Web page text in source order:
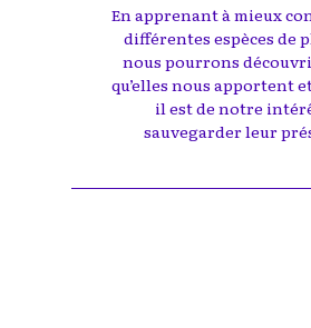
En apprenant à mieux
différentes espèces de
nous pourrons
qu’elles nous apportent
il est de notre
sauvegarder leur